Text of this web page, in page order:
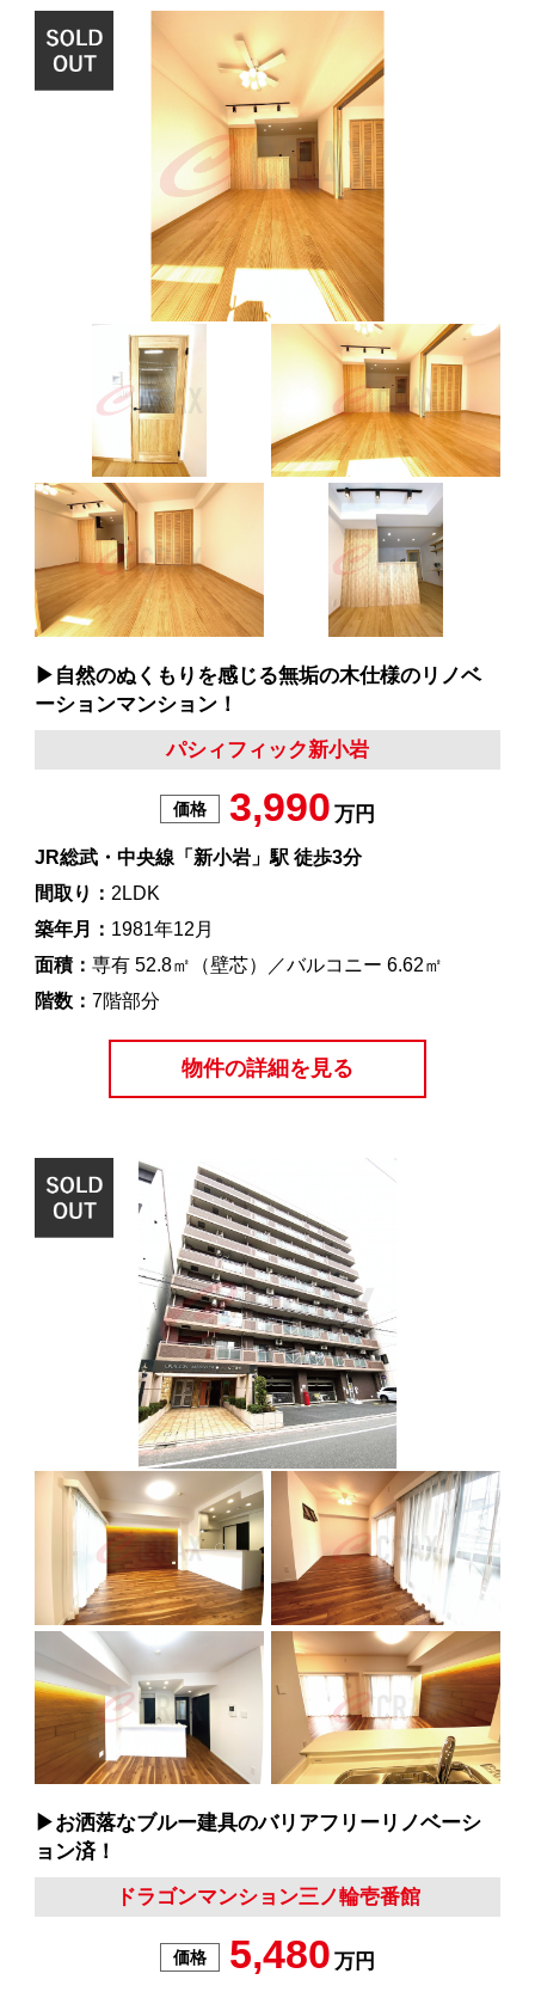
▶︎自然のぬくもりを感じる無垢の木仕様のリノベ
ーションマンション！
パシィフィック新小岩
価格 3,990 万円
JR総武・中央線「新小岩」駅 徒歩3分
間取り： 2LDK
築年月： 1981年12月
面積： 専有 52.8㎡（壁芯）／バルコニー 6.62㎡
階数： 7階部分
物件の詳細を見る
▶︎お洒落なブルー建具のバリアフリーリノベーシ
ョン済！
ドラゴンマンション三ノ輪壱番館
価格 5,480 万円